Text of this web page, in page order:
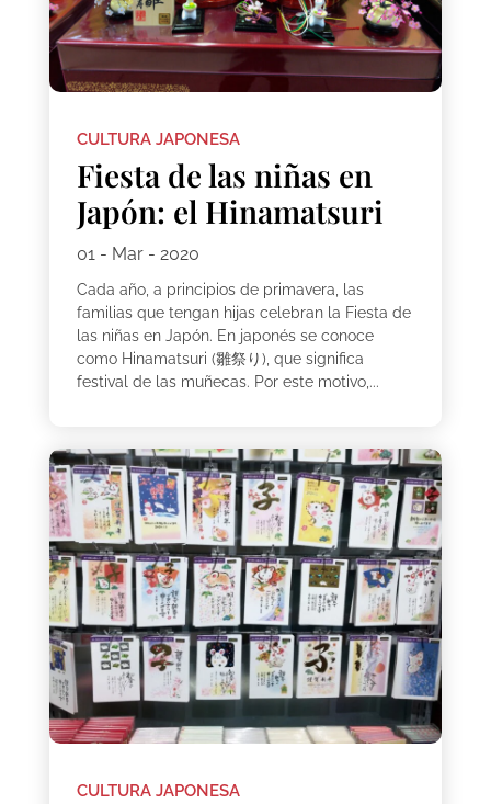
CULTURA JAPONESA
Fiesta de las niñas en
Japón: el Hinamatsuri
01 - Mar - 2020
Cada año, a principios de primavera, las
familias que tengan hijas celebran la Fiesta de
las niñas en Japón. En japonés se conoce
como Hinamatsuri (雛祭り), que significa
festival de las muñecas. Por este motivo,...
CULTURA JAPONESA